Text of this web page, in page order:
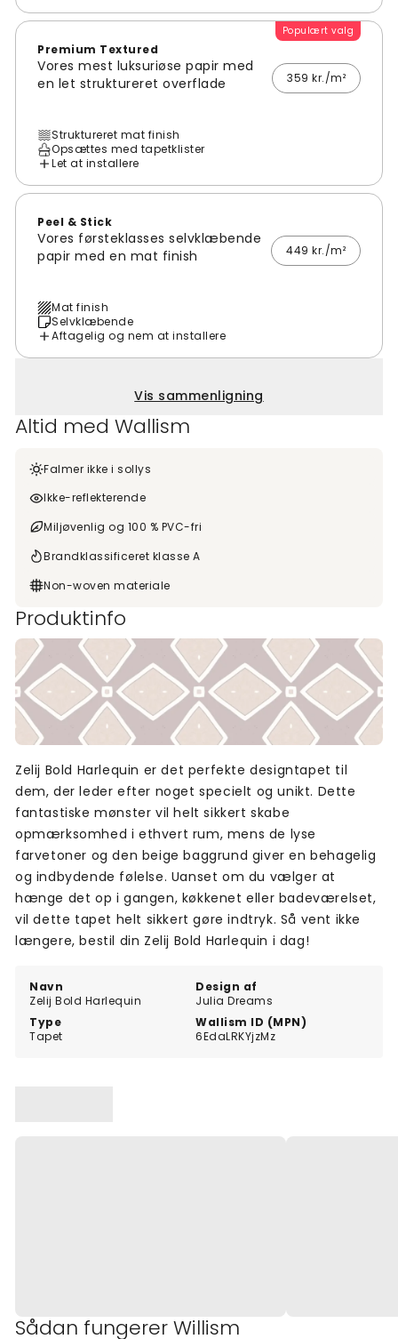
Populært valg
Premium Textured
Vores mest luksuriøse papir med
en let struktureret overflade
359 kr./m²
Struktureret mat finish
Opsættes med tapetklister
Let at installere
Peel & Stick
Vores førsteklasses selvklæbende
papir med en mat finish
449 kr./m²
Mat finish
Selvklæbende
Aftagelig og nem at installere
Vis sammenligning
Altid med Wallism
Falmer ikke i sollys
Ikke-reflekterende
Miljøvenlig og 100 % PVC-fri
Brandklassificeret klasse A
Non-woven materiale
Produktinfo
Navn
Zelij Bold Harlequin
Design af
Julia Dreams
Type
Tapet
Wallism ID (MPN)
6EdaLRKYjzMz
Zelij Bold Harlequin er det perfekte designtapet til
dem, der leder efter noget specielt og unikt. Dette
fantastiske mønster vil helt sikkert skabe
opmærksomhed i ethvert rum, mens de lyse
farvetoner og den beige baggrund giver en behagelig
og indbydende følelse. Uanset om du vælger at
hænge det op i gangen, køkkenet eller badeværelset,
vil dette tapet helt sikkert gøre indtryk. Så vent ikke
længere, bestil din Zelij Bold Harlequin i dag!
Sådan fungerer Willism